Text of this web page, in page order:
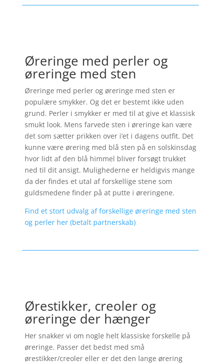
Øreringe med perler og
øreringe med sten
Øreringe med perler og øreringe med sten er
populære smykker. Og det er bestemt ikke uden
grund. Perler i smykker er med til at give et klassisk
smukt look. Mens farvede sten i øreringe kan være
det som sætter prikken over i’et i dagens outfit. Det
kunne være ørering med blå sten på en solskinsdag
hvor lidt af den blå himmel bliver forsøgt trukket
ned til dit ansigt. Mulighederne er heldigvis mange
da der findes et utal af forskellige stene som
guldsmedene finder på at putte i øreringene.
Find et stort udvalg af forskellige øreringe med sten
og perler her (betalt partnerskab)
Ørestikker, creoler og
øreringe der hænger
Her snakker vi om nogle helt klassiske forskelle på
øreringe. Passer det bedst med små
ørestikker/creoler eller er det den lange ørering